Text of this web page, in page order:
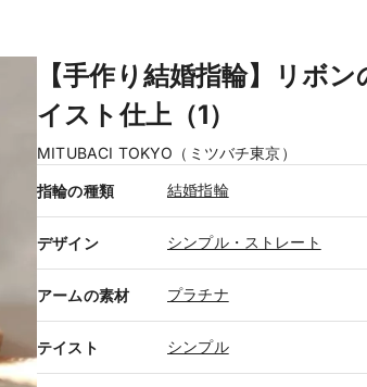
【手作り結婚指輪】リボ
イスト仕上（1）
MITUBACI TOKYO（ミツバチ東京）
指輪の種類 結婚指輪
デザイン シンプル・ストレート
アームの素材 プラチナ
テイスト シンプル